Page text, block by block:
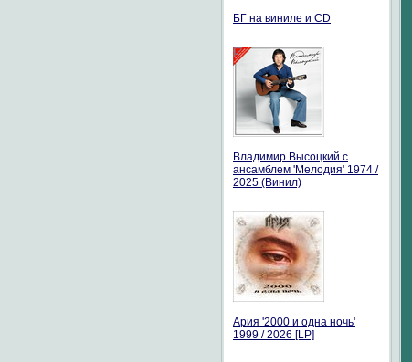
БГ на виниле и CD
Владимир Высоцкий с
ансамблем 'Мелодия' 1974 /
2025 (Винил)
Ария '2000 и одна ночь'
1999 / 2026 [LP]